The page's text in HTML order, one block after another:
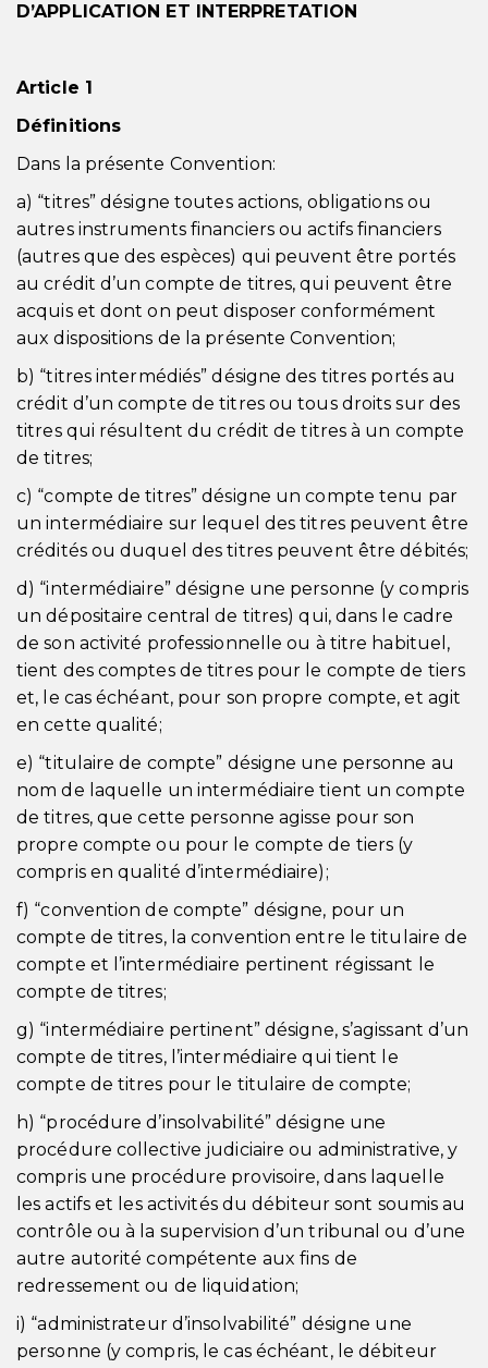
D’APPLICATION ET INTERPRETATION
Article 1
Définitions
Dans la présente Convention:
a) “titres” désigne toutes actions, obligations ou
autres instruments financiers ou actifs financiers
(autres que des espèces) qui peuvent être portés
au crédit d’un compte de titres, qui peuvent être
acquis et dont on peut disposer conformément
aux dispositions de la présente Convention;
b) “titres intermédiés” désigne des titres portés au
crédit d’un compte de titres ou tous droits sur des
titres qui résultent du crédit de titres à un compte
de titres;
c) “compte de titres” désigne un compte tenu par
un intermédiaire sur lequel des titres peuvent être
crédités ou duquel des titres peuvent être débités;
d) “intermédiaire” désigne une personne (y compris
un dépositaire central de titres) qui, dans le cadre
de son activité professionnelle ou à titre habituel,
tient des comptes de titres pour le compte de tiers
et, le cas échéant, pour son propre compte, et agit
en cette qualité;
e) “titulaire de compte” désigne une personne au
nom de laquelle un intermédiaire tient un compte
de titres, que cette personne agisse pour son
propre compte ou pour le compte de tiers (y
compris en qualité d’intermédiaire);
f) “convention de compte” désigne, pour un
compte de titres, la convention entre le titulaire de
compte et l’intermédiaire pertinent régissant le
compte de titres;
g) “intermédiaire pertinent” désigne, s’agissant d’un
compte de titres, l’intermédiaire qui tient le
compte de titres pour le titulaire de compte;
h) “procédure d’insolvabilité” désigne une
procédure collective judiciaire ou administrative, y
compris une procédure provisoire, dans laquelle
les actifs et les activités du débiteur sont soumis au
contrôle ou à la supervision d’un tribunal ou d’une
autre autorité compétente aux fins de
redressement ou de liquidation;
i) “administrateur d’insolvabilité” désigne une
personne (y compris, le cas échéant, le débiteur